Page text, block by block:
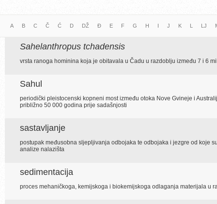
A B C Č Ć D DŽ Đ E F G H I J K L LJ
Sahelanthropus tchadensis
vrsta ranoga hominina koja je obitavala u Čadu u razdoblju između 7 i 6
Sahul
periodički pleistocenski kopneni most između otoka Nove Gvineje i
približno 50 000 godina prije sadašnjosti
sastavljanje
postupak međusobna sljepljivanja odbojaka te odbojaka i jezgre od koje
analize nalazišta
sedimentacija
proces mehaničkoga, kemijskoga i biokemijskoga odlaganja materijala u